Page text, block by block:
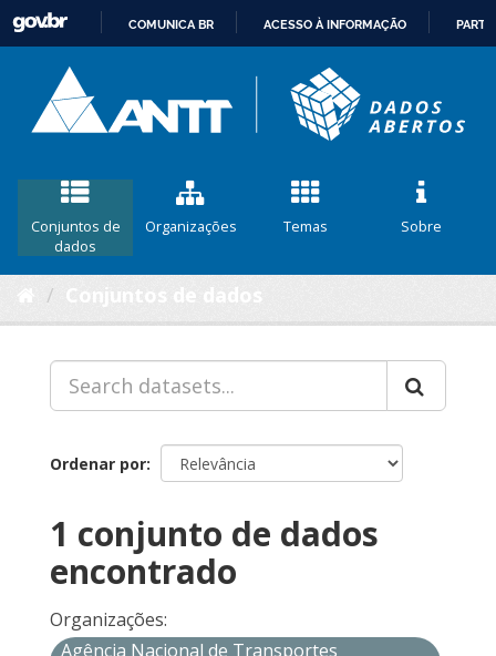
CONTEÚDO
COMUNICA BR ACESSO À INFORMAÇÃO
Conjuntos de
dados
Organizações Temas Sobre
Ordenar por
1 conjunto de dados
encontrado
Organizações:
Agência Nacional de Transportes